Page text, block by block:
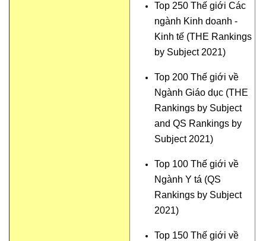
Top 250 Thế giới Các
ngành Kinh doanh -
Kinh tế (THE Rankings
by Subject 2021)
Top 200 Thế giới về
Ngành Giáo dục (THE
Rankings by Subject
and QS Rankings by
Subject 2021)
Top 100 Thế giới về
Ngành Y tá (QS
Rankings by Subject
2021)
Top 150 Thế giới về